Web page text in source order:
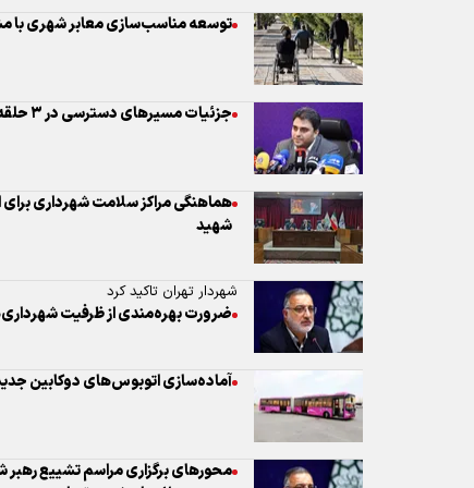
آماده‌سازی اتوبوس‌های دو‌کابین جدید